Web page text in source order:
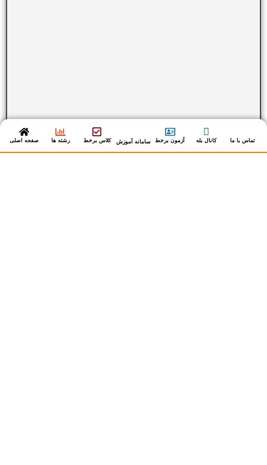
صفحه اصلی رشته ها کلاس برخط سامانه آموزش آزمون برخط کانال بله تماس با ما